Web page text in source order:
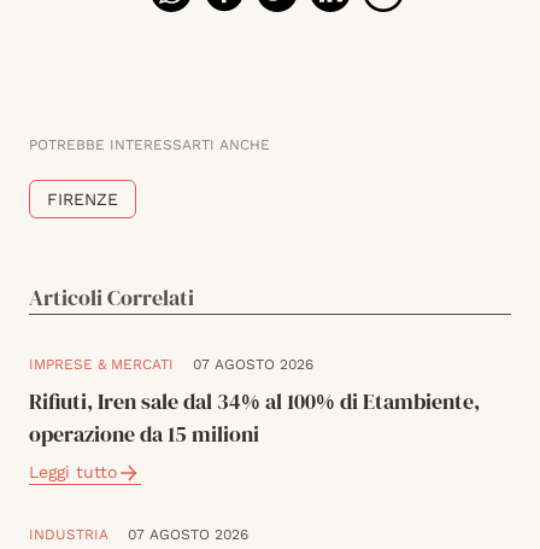
POTREBBE INTERESSARTI ANCHE
FIRENZE
Articoli Correlati
IMPRESE & MERCATI 07 AGOSTO 2026
Rifiuti, Iren sale dal 34% al 100% di Etambiente,
operazione da 15 milioni
Leggi tutto
INDUSTRIA 07 AGOSTO 2026